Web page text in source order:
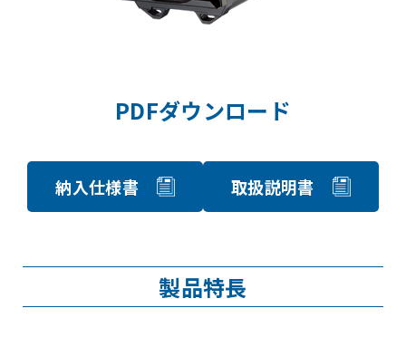
PDFダウンロード
納入仕様書 取扱説明書
製品特長